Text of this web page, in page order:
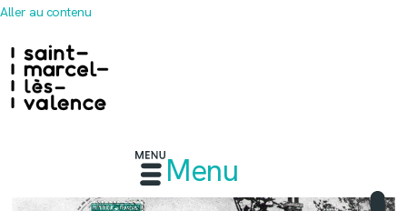
Aller au contenu
Menu